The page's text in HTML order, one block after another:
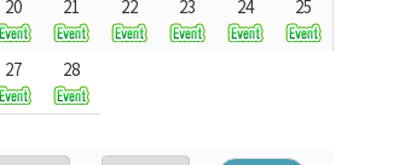
20 21 22 23 24 25
27 28